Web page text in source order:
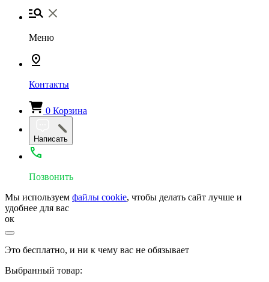
Меню
Контакты
0 Корзина
Написать
Позвонить
Мы используем файлы cookie, чтобы делать сайт лучше и
удобнее для вас
ок
Это бесплатно, и ни к чему вас не обязывает
Выбранный товар: